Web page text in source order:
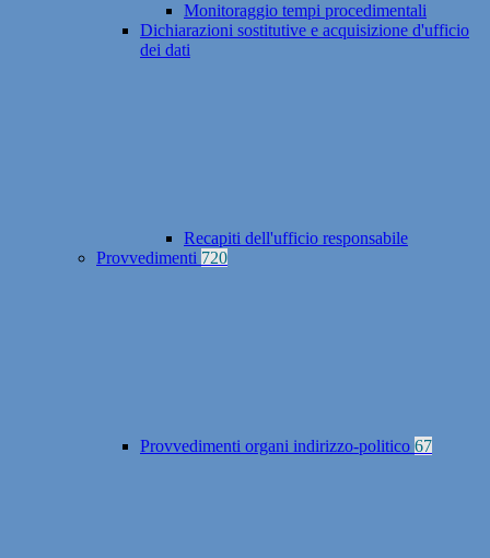
Monitoraggio tempi procedimentali
Dichiarazioni sostitutive e acquisizione d'ufficio
dei dati
Recapiti dell'ufficio responsabile
Provvedimenti 720
Provvedimenti organi indirizzo-politico 67